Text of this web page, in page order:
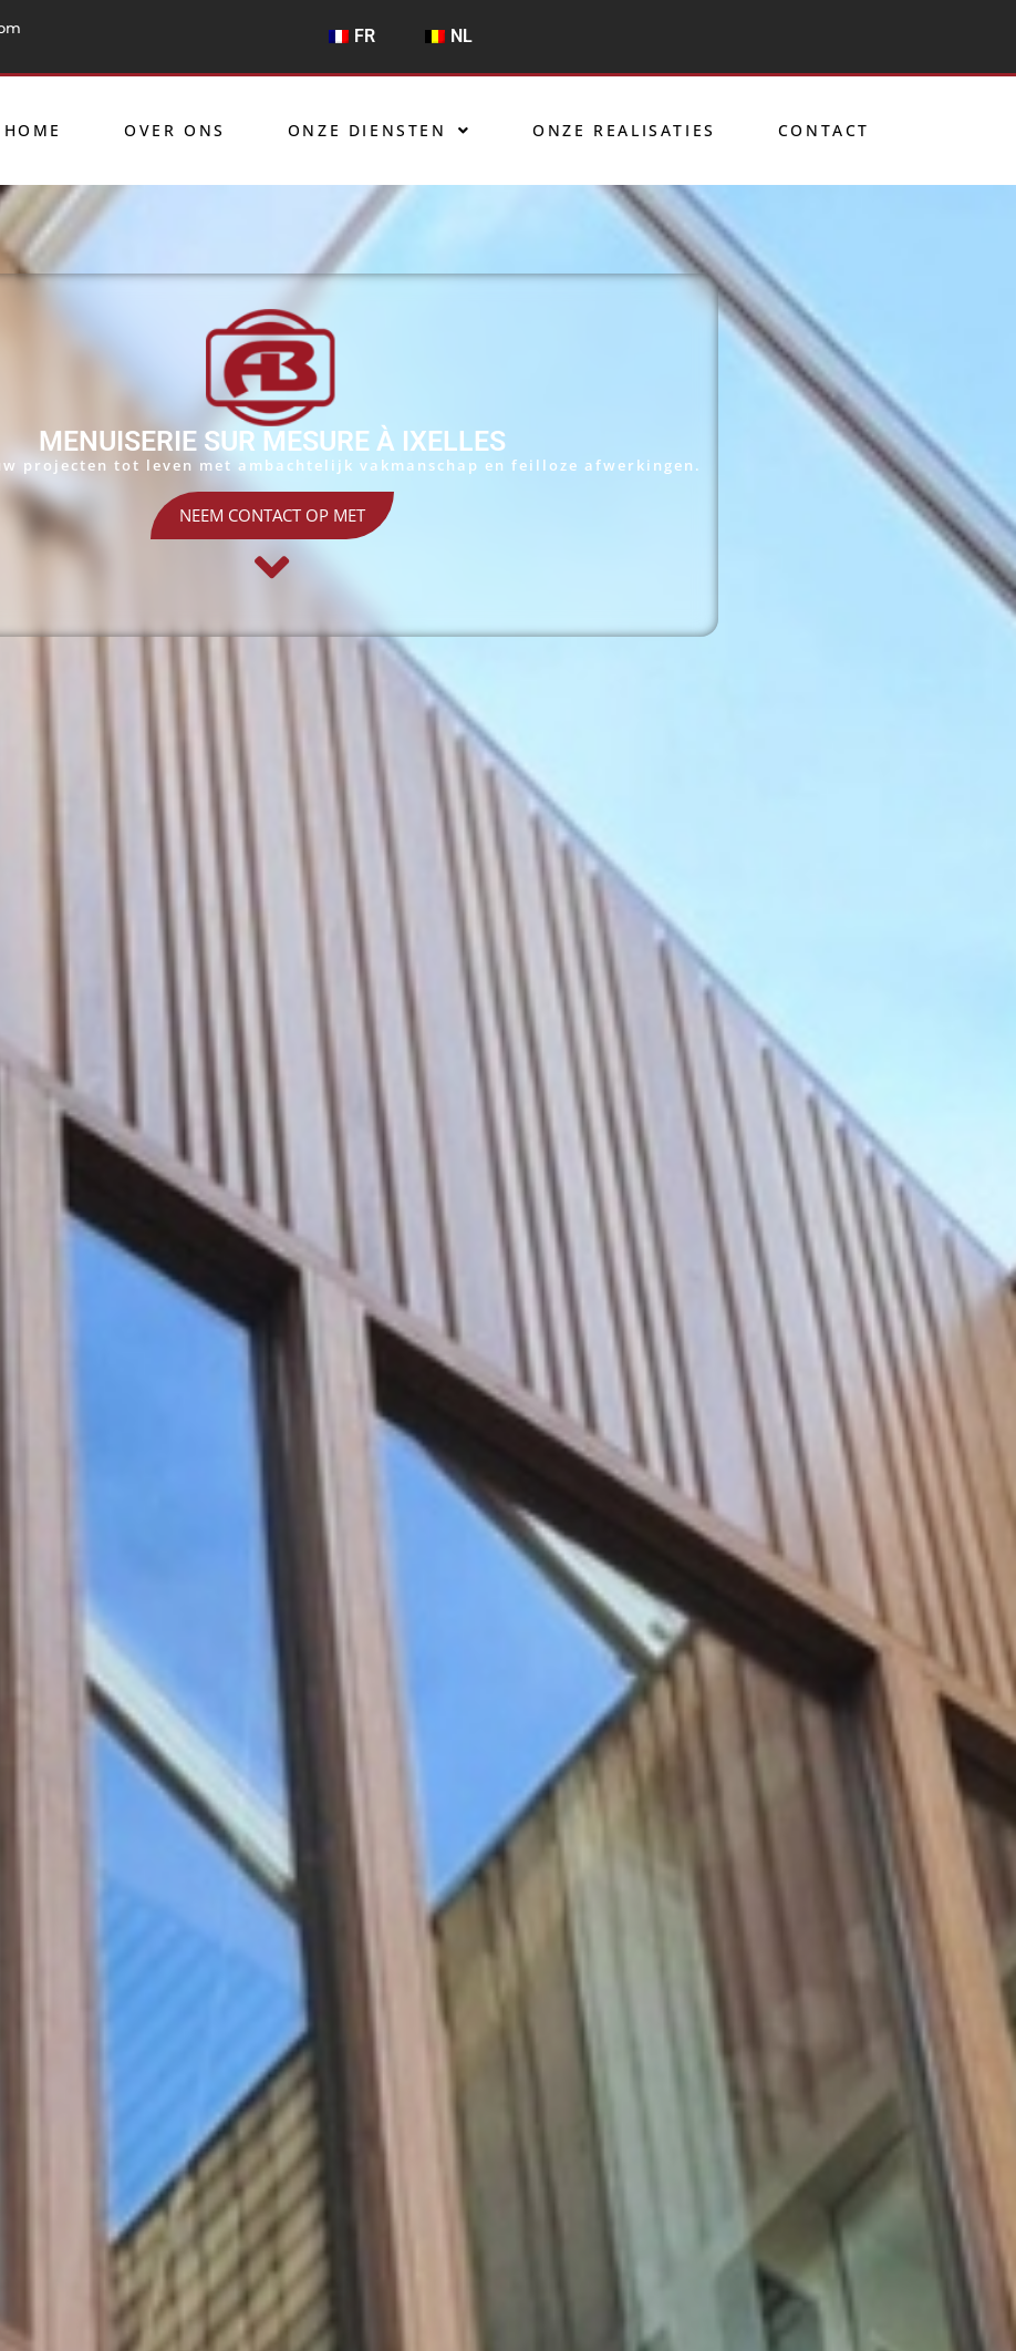
FR NL
HOME OVER ONS ONZE DIENSTEN ONZE REALISATIES CONTACT
MENUISERIE SUR MESURE À IXELLES
projecten tot leven met ambachtelijk vakmanschap en feilloze afwerkingen.
NEEM CONTACT OP MET